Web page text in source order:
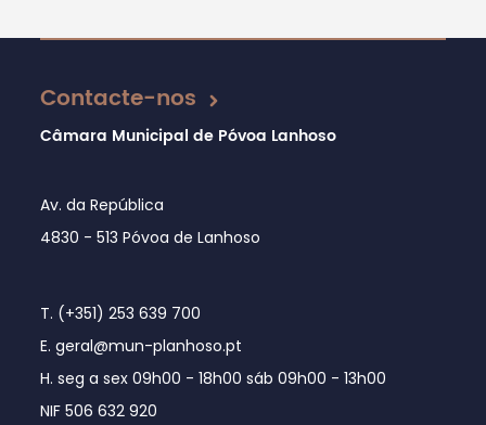
Atualizado em 02/12/2019
Contacte-nos
Câmara Municipal de Póvoa Lanhoso
Av. da República
4830 - 513 Póvoa de Lanhoso
T. (+351) 253 639 700
E. geral@mun-planhoso.pt
H. seg a sex 09h00 - 18h00 sáb 09h00 - 13h00
NIF 506 632 920